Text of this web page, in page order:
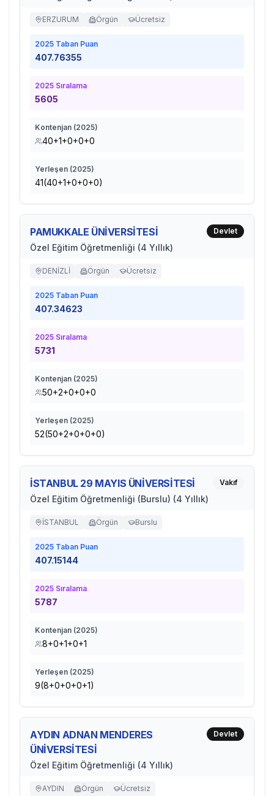
ERZURUM Örgün Ücretsiz
2025 Taban Puan
407.76355
2025 Sıralama
5605
Kontenjan (2025)
40+1+0+0+0
Yerleşen (2025)
41(40+1+0+0+0)
PAMUKKALE ÜNİVERSİTESİ
Özel Eğitim Öğretmenliği (4 Yıllık)
Devlet
DENİZLİ Örgün Ücretsiz
2025 Taban Puan
407.34623
2025 Sıralama
5731
Kontenjan (2025)
50+2+0+0+0
Yerleşen (2025)
52(50+2+0+0+0)
İSTANBUL 29 MAYIS ÜNİVERSİTESİ
Özel Eğitim Öğretmenliği (Burslu) (4 Yıllık)
Vakıf
İSTANBUL Örgün Burslu
2025 Taban Puan
407.15144
2025 Sıralama
5787
Kontenjan (2025)
8+0+1+0+1
Yerleşen (2025)
9(8+0+0+0+1)
AYDIN ADNAN MENDERES
ÜNİVERSİTESİ
Özel Eğitim Öğretmenliği (4 Yıllık)
Devlet
AYDIN Örgün Ücretsiz